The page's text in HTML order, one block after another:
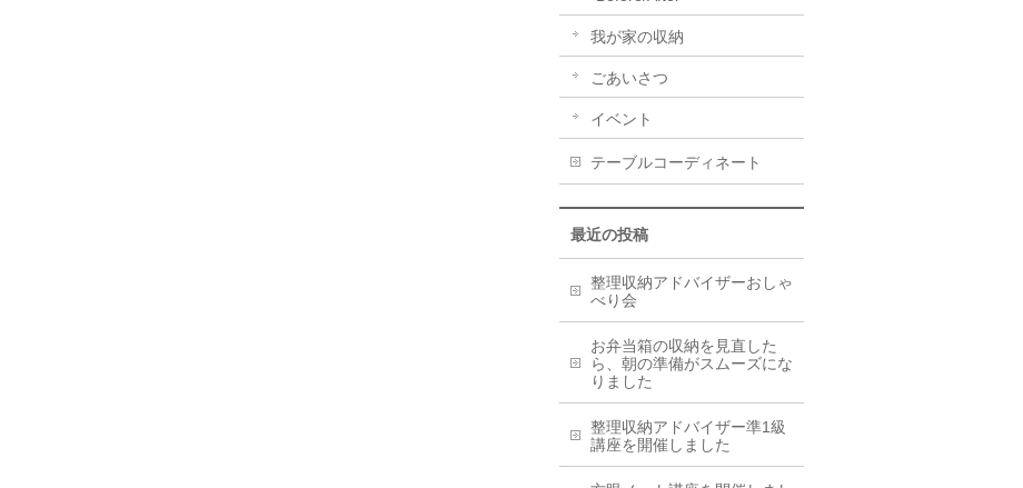
我が家の収納
ごあいさつ
イベント
テーブルコーディネート
最近の投稿
整理収納アドバイザーおしゃ
べり会
お弁当箱の収納を見直した
ら、朝の準備がスムーズにな
りました
整理収納アドバイザー準1級
講座を開催しました